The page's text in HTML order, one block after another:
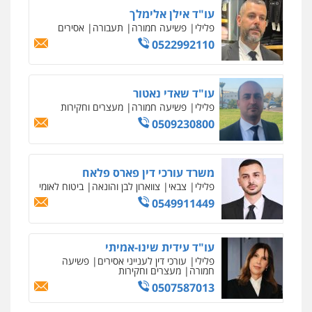
עו"ד אילן אלימלך
פלילי פשיעה חמורה תעבורה אסירים
0522992110
עו"ד שאדי נאטור
פלילי פשיעה חמורה מעצרים וחקירות
0509230800
משרד עורכי דין פארס פלאח
פלילי צבאי צווארון לבן והונאה ביטוח לאומי
0549911449
עו"ד עידית שינו-אמיתי
פלילי עורכי דין לענייני אסירים פשיעה
חמורה מעצרים וחקירות
0507587013